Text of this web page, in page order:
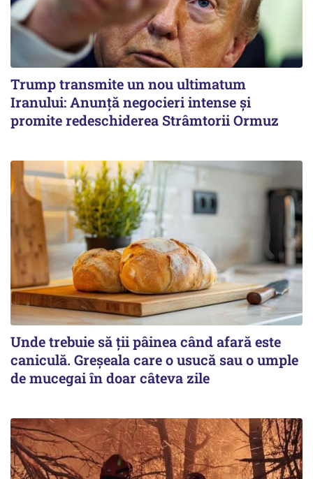
Trump transmite un nou ultimatum
Iranului: Anunță negocieri intense și
promite redeschiderea Strâmtorii Ormuz
Unde trebuie să ții pâinea când afară este
caniculă. Greșeala care o usucă sau o umple
de mucegai în doar câteva zile